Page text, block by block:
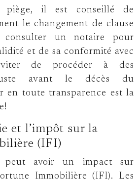
piège, il est conseillé de
le changement de clause
consulter un notaire pour
et de sa conformité avec
de procéder à des
juste avant le décès du
en toute transparence est la
et l’impôt sur la
(IFI)
peut avoir un impact sur
Immobilière (IFI). Les